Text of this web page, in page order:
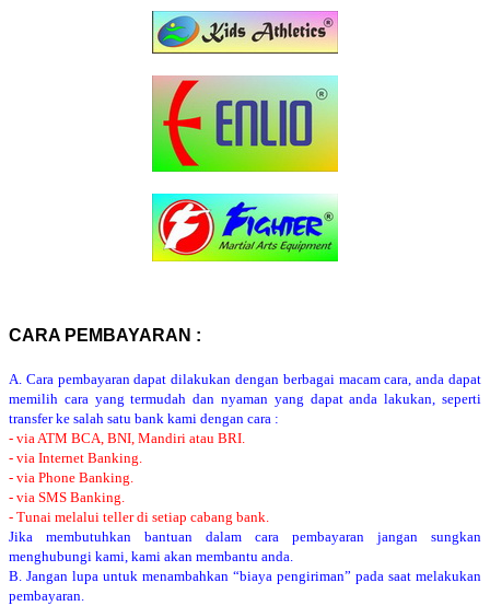
CARA PEMBAYARAN :
A. Cara pembayaran dapat dilakukan dengan berbagai macam cara, anda dapat
memilih cara yang termudah dan nyaman yang dapat anda lakukan, seperti
transfer ke salah satu bank kami dengan cara :
- via ATM BCA, BNI, Mandiri atau BRI.
- via Internet Banking.
- via Phone Banking.
- via SMS Banking.
- Tunai melalui teller di setiap cabang bank.
Jika membutuhkan bantuan dalam cara pembayaran jangan sungkan
menghubungi kami, kami akan membantu anda.
B. Jangan lupa untuk menambahkan “biaya pengiriman” pada saat melakukan
pembayaran.